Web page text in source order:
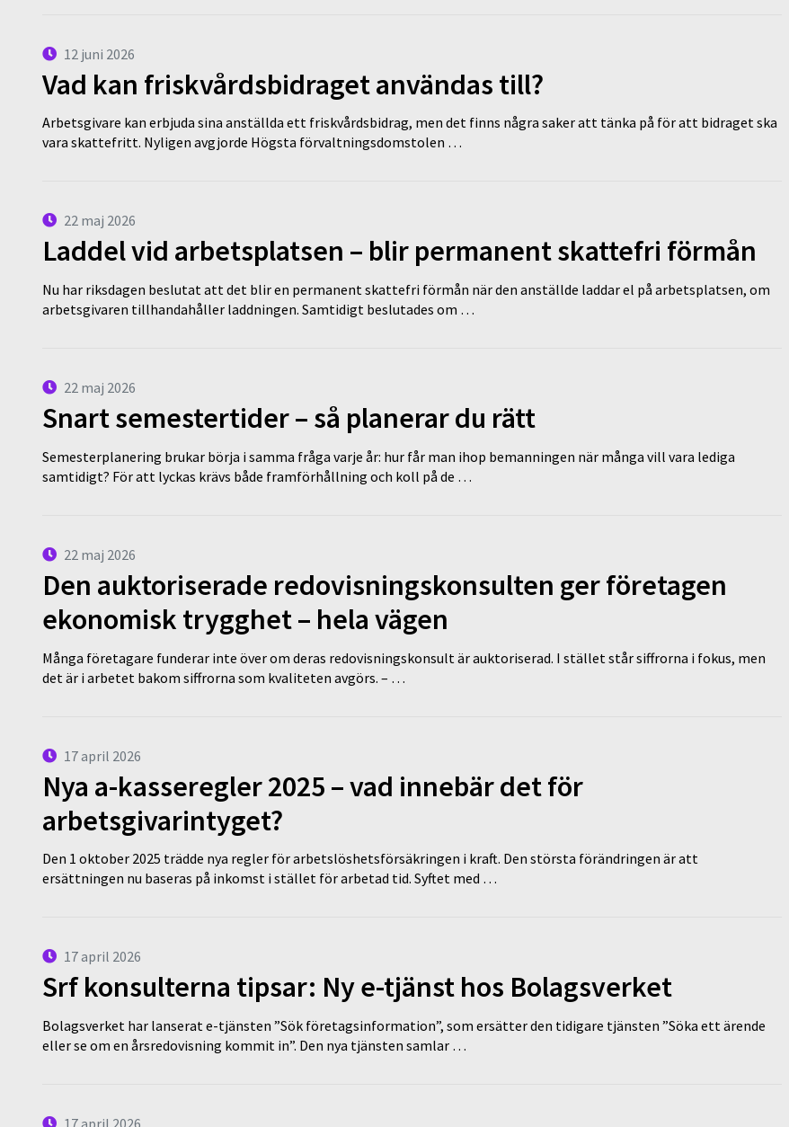
12 juni 2026
Vad kan friskvårdsbidraget användas till?
Arbetsgivare kan erbjuda sina anställda ett friskvårdsbidrag, men det finns några saker att tänka på för att bidraget ska
vara skattefritt. Nyligen avgjorde Högsta förvaltningsdomstolen …
22 maj 2026
Laddel vid arbetsplatsen – blir permanent skattefri förmån
Nu har riksdagen beslutat att det blir en permanent skattefri förmån när den anställde laddar el på arbetsplatsen, om
arbetsgivaren tillhandahåller laddningen. Samtidigt beslutades om …
22 maj 2026
Snart semestertider – så planerar du rätt
Semesterplanering brukar börja i samma fråga varje år: hur får man ihop bemanningen när många vill vara lediga
samtidigt? För att lyckas krävs både framförhållning och koll på de …
22 maj 2026
Den auktoriserade redovisningskonsulten ger företagen
ekonomisk trygghet – hela vägen
Många företagare funderar inte över om deras redovisningskonsult är auktoriserad. I stället står siffrorna i fokus, men
det är i arbetet bakom siffrorna som kvaliteten avgörs. – …
17 april 2026
Nya a-kasseregler 2025 – vad innebär det för
arbetsgivarintyget?
Den 1 oktober 2025 trädde nya regler för arbetslöshetsförsäkringen i kraft. Den största förändringen är att
ersättningen nu baseras på inkomst i stället för arbetad tid. Syftet med …
17 april 2026
Srf konsulterna tipsar: Ny e-tjänst hos Bolagsverket
Bolagsverket har lanserat e-tjänsten ”Sök företagsinformation”, som ersätter den tidigare tjänsten ”Söka ett ärende
eller se om en årsredovisning kommit in”. Den nya tjänsten samlar …